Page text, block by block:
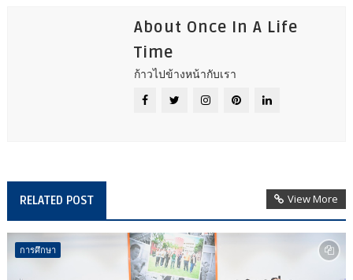
About Once In A Life
Time
ก้าวไปข้างหน้ากับเรา
RELATED POST View More
การศึกษา